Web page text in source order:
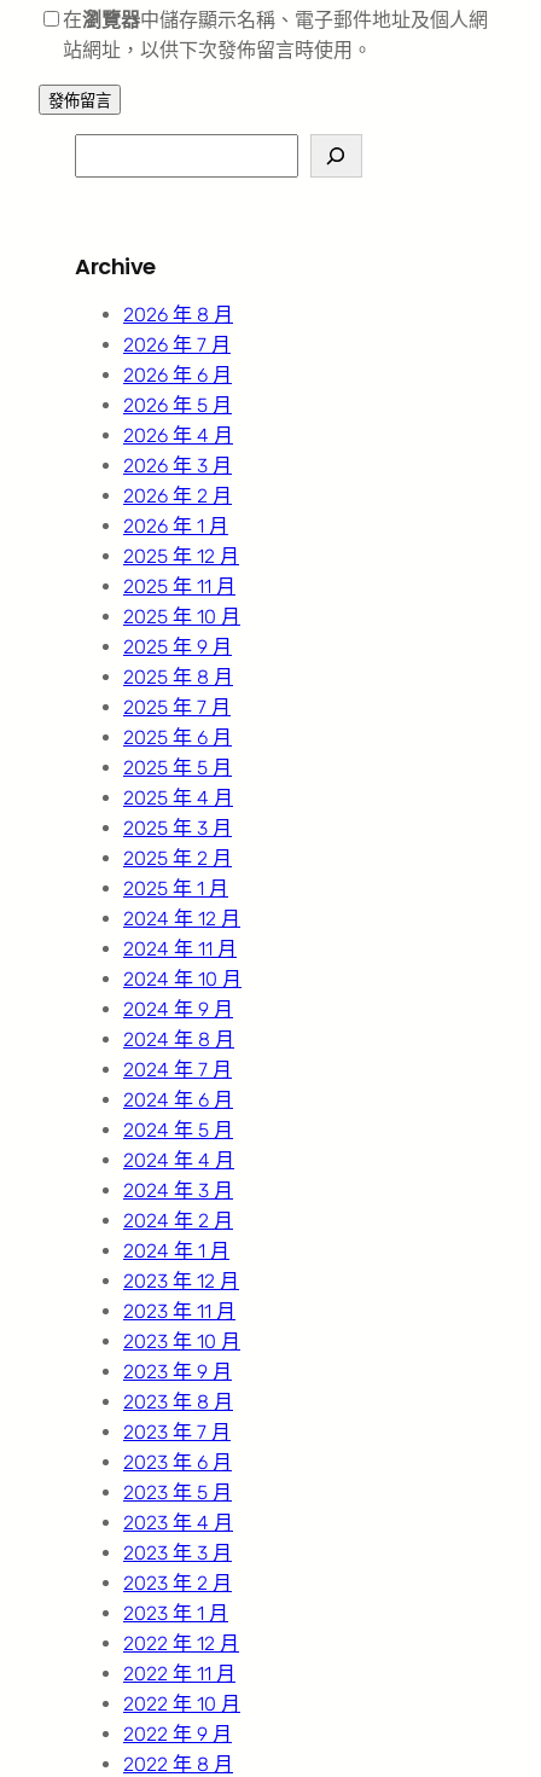
在瀏覽器中儲存顯示名稱、電子郵件地址及個人網
站網址，以供下次發佈留言時使用。
e
c
Archive
2026 年 8 月
2026 年 7 月
2026 年 6 月
2026 年 5 月
2026 年 4 月
2026 年 3 月
2026 年 2 月
2026 年 1 月
2025 年 12 月
2025 年 11 月
2025 年 10 月
2025 年 9 月
2025 年 8 月
2025 年 7 月
2025 年 6 月
2025 年 5 月
2025 年 4 月
2025 年 3 月
2025 年 2 月
2025 年 1 月
2024 年 12 月
2024 年 11 月
2024 年 10 月
2024 年 9 月
2024 年 8 月
2024 年 7 月
2024 年 6 月
2024 年 5 月
2024 年 4 月
2024 年 3 月
2024 年 2 月
2024 年 1 月
2023 年 12 月
2023 年 11 月
2023 年 10 月
2023 年 9 月
2023 年 8 月
2023 年 7 月
2023 年 6 月
2023 年 5 月
2023 年 4 月
2023 年 3 月
2023 年 2 月
2023 年 1 月
2022 年 12 月
2022 年 11 月
2022 年 10 月
2022 年 9 月
2022 年 8 月